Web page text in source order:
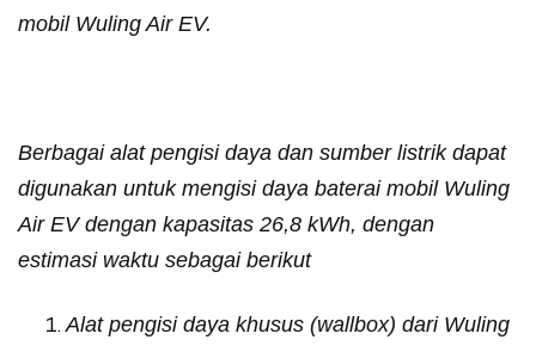
mobil Wuling Air EV.
Berbagai alat pengisi daya dan sumber listrik dapat
digunakan untuk mengisi daya baterai mobil Wuling
Air EV dengan kapasitas 26,8 kWh, dengan
estimasi waktu sebagai berikut
Alat pengisi daya khusus (wallbox) dari Wuling